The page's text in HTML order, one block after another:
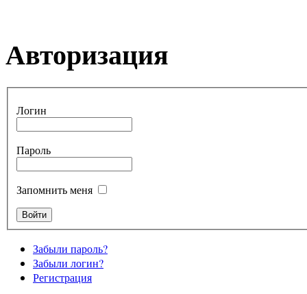
Авторизация
Логин
Пароль
Запомнить меня
Забыли пароль?
Забыли логин?
Регистрация